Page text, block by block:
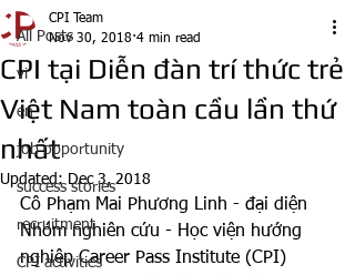
All Posts
vi
en
job opportunity
success stories
recruitment
CPI activities
CPI tại Diễn đàn trí thức trẻ
Việt Nam toàn cầu lần thứ
nhất
CPI Team
Nov 30, 2018 4 min read
Updated: Dec 3, 2018
Cô Phạm Mai Phương Linh - đại diện
Nhóm nghiên cứu - Học viện hướng
nghiệp Career Pass Institute (CPI)